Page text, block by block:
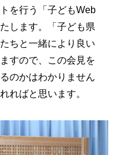
を行う「子どもWeb
します。「子ども県
ちと一緒により良い
すので、この会見を
のかはわかりません
ればと思います。